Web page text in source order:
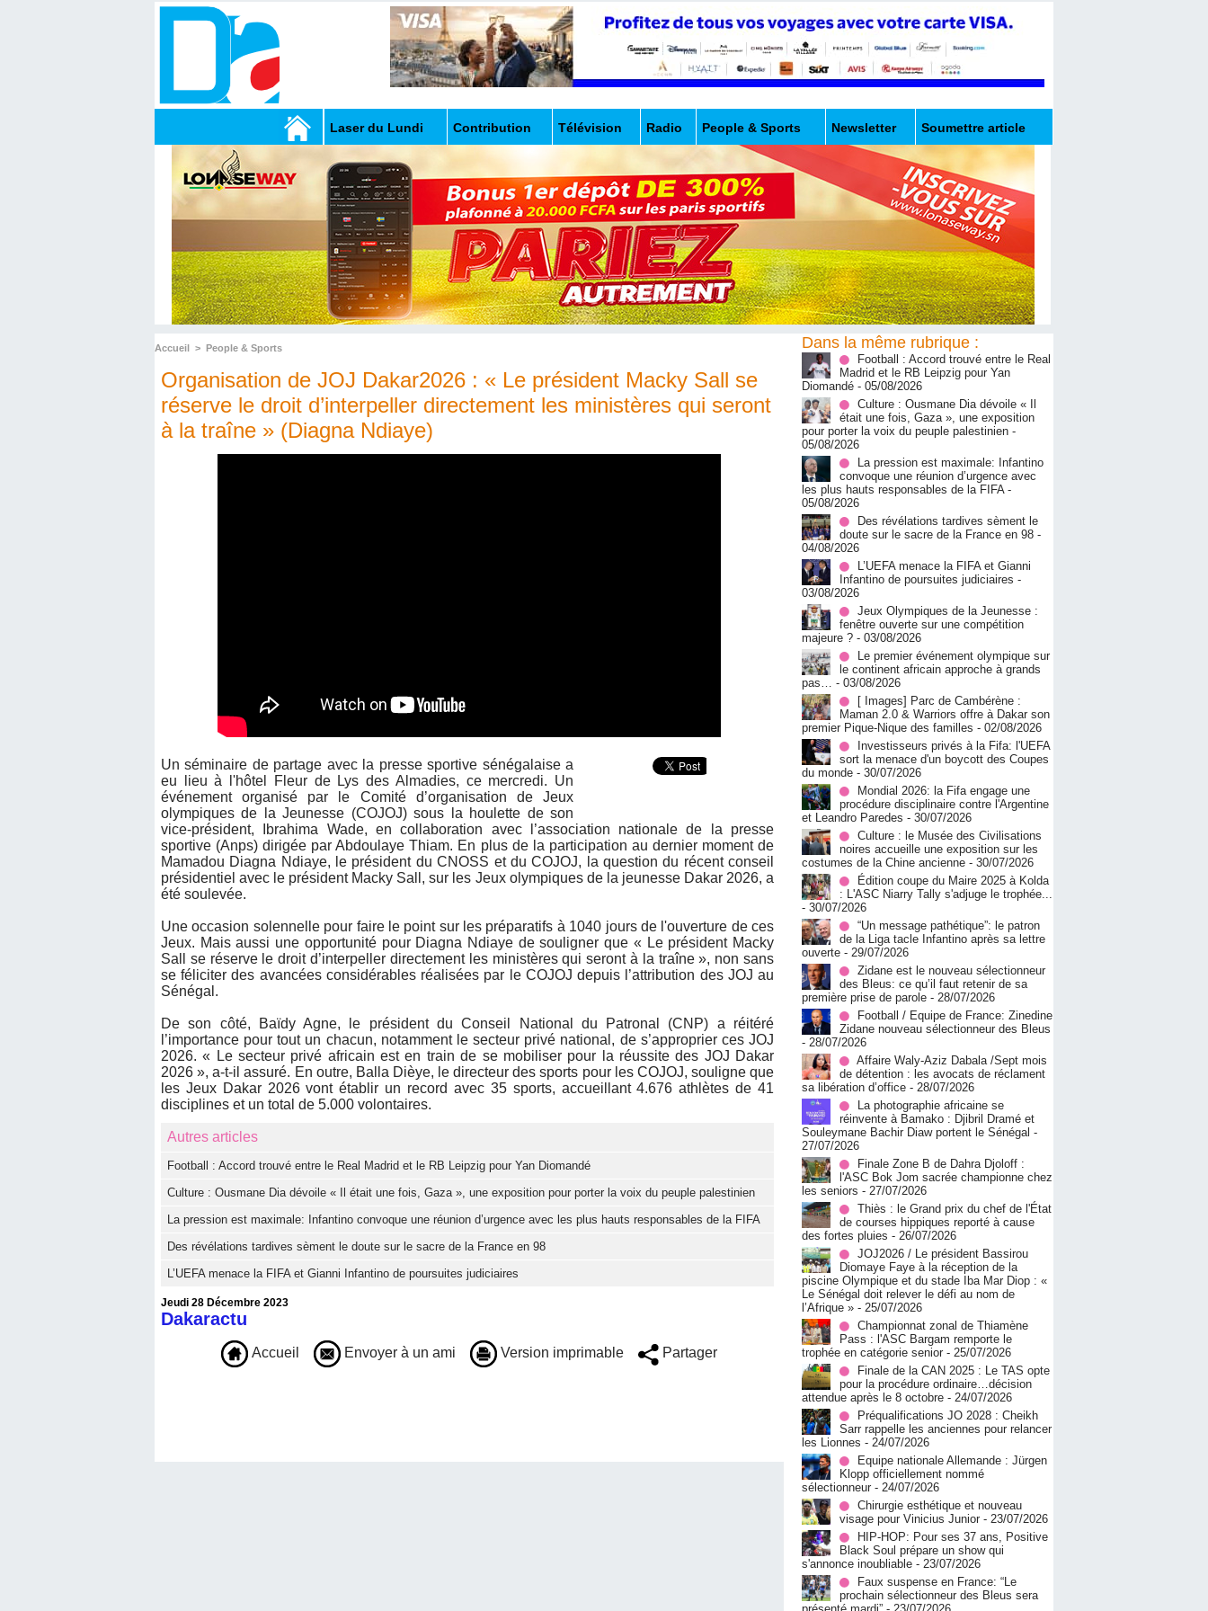
Laser du Lundi Contribution Télévision Radio People & Sports Newsletter Soumettre article
Accueil > People & Sports
Organisation de JOJ Dakar2026 : « Le président Macky Sall se
réserve le droit d’interpeller directement les ministères qui seront
à la traîne » (Diagna Ndiaye)
Un séminaire de partage avec la presse sportive sénégalaise a
eu lieu à l'hôtel Fleur de Lys des Almadies, ce mercredi. Un
événement organisé par le Comité d’organisation de Jeux
olympiques de la Jeunesse (COJOJ) sous la houlette de son
vice-président, Ibrahima Wade, en collaboration avec l’association nationale de la presse
sportive (Anps) dirigée par Abdoulaye Thiam. En plus de la participation au dernier moment de
Mamadou Diagna Ndiaye, le président du CNOSS et du COJOJ, la question du récent conseil
présidentiel avec le président Macky Sall, sur les Jeux olympiques de la jeunesse Dakar 2026, a
été soulevée.
Une occasion solennelle pour faire le point sur les préparatifs à 1040 jours de l'ouverture de ces
Jeux. Mais aussi une opportunité pour Diagna Ndiaye de souligner que « Le président Macky
Sall se réserve le droit d’interpeller directement les ministères qui seront à la traîne », non sans
se féliciter des avancées considérables réalisées par le COJOJ depuis l’attribution des JOJ au
Sénégal.
De son côté, Baïdy Agne, le président du Conseil National du Patronal (CNP) a réitéré
l’importance pour tout un chacun, notamment le secteur privé national, de s’approprier ces JOJ
2026. « Le secteur privé africain est en train de se mobiliser pour la réussite des JOJ Dakar
2026 », a-t-il assuré. En outre, Balla Dièye, le directeur des sports pour les COJOJ, souligne que
les Jeux Dakar 2026 vont établir un record avec 35 sports, accueillant 4.676 athlètes de 41
disciplines et un total de 5.000 volontaires.
Autres articles
Football : Accord trouvé entre le Real Madrid et le RB Leipzig pour Yan Diomandé
Culture : Ousmane Dia dévoile « Il était une fois, Gaza », une exposition pour porter la voix du peuple palestinien
La pression est maximale: Infantino convoque une réunion d’urgence avec les plus hauts responsables de la FIFA
Des révélations tardives sèment le doute sur le sacre de la France en 98
L’UEFA menace la FIFA et Gianni Infantino de poursuites judiciaires
Jeudi 28 Décembre 2023
Dakaractu
Accueil Envoyer à un ami Version imprimable Partager
Dans la même rubrique :
Football : Accord trouvé entre le Real
Madrid et le RB Leipzig pour Yan
Diomandé - 05/08/2026
Culture : Ousmane Dia dévoile « Il
était une fois, Gaza », une exposition
pour porter la voix du peuple palestinien -
05/08/2026
La pression est maximale: Infantino
convoque une réunion d’urgence avec
les plus hauts responsables de la FIFA -
05/08/2026
Des révélations tardives sèment le
doute sur le sacre de la France en 98 -
04/08/2026
L’UEFA menace la FIFA et Gianni
Infantino de poursuites judiciaires -
03/08/2026
Jeux Olympiques de la Jeunesse :
fenêtre ouverte sur une compétition
majeure ? - 03/08/2026
Le premier événement olympique sur
le continent africain approche à grands
pas… - 03/08/2026
[ Images] Parc de Cambérène :
Maman 2.0 & Warriors offre à Dakar son
premier Pique-Nique des familles - 02/08/2026
Investisseurs privés à la Fifa: l'UEFA
sort la menace d'un boycott des Coupes
du monde - 30/07/2026
Mondial 2026: la Fifa engage une
procédure disciplinaire contre l'Argentine
et Leandro Paredes - 30/07/2026
Culture : le Musée des Civilisations
noires accueille une exposition sur les
costumes de la Chine ancienne - 30/07/2026
Édition coupe du Maire 2025 à Kolda
: L'ASC Niarry Tally s'adjuge le trophée...
- 30/07/2026
“Un message pathétique”: le patron
de la Liga tacle Infantino après sa lettre
ouverte - 29/07/2026
Zidane est le nouveau sélectionneur
des Bleus: ce qu’il faut retenir de sa
première prise de parole - 28/07/2026
Football / Equipe de France: Zinedine
Zidane nouveau sélectionneur des Bleus
- 28/07/2026
Affaire Waly-Aziz Dabala /Sept mois
de détention : les avocats de réclament
sa libération d’office - 28/07/2026
La photographie africaine se
réinvente à Bamako : Djibril Dramé et
Souleymane Bachir Diaw portent le Sénégal -
27/07/2026
Finale Zone B de Dahra Djoloff :
l'ASC Bok Jom sacrée championne chez
les seniors - 27/07/2026
Thiès : le Grand prix du chef de l'État
de courses hippiques reporté à cause
des fortes pluies - 26/07/2026
JOJ2026 / Le président Bassirou
Diomaye Faye à la réception de la
piscine Olympique et du stade Iba Mar Diop : «
Le Sénégal doit relever le défi au nom de
l’Afrique » - 25/07/2026
Championnat zonal de Thiamène
Pass : l'ASC Bargam remporte le
trophée en catégorie senior - 25/07/2026
Finale de la CAN 2025 : Le TAS opte
pour la procédure ordinaire…décision
attendue après le 8 octobre - 24/07/2026
Préqualifications JO 2028 : Cheikh
Sarr rappelle les anciennes pour relancer
les Lionnes - 24/07/2026
Equipe nationale Allemande : Jürgen
Klopp officiellement nommé
sélectionneur - 24/07/2026
Chirurgie esthétique et nouveau
visage pour Vinicius Junior - 23/07/2026
HIP-HOP: Pour ses 37 ans, Positive
Black Soul prépare un show qui
s'annonce inoubliable - 23/07/2026
Faux suspense en France: “Le
prochain sélectionneur des Bleus sera